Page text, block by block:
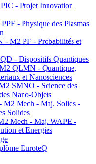
- Projet Innovation
- Physique des Plasmas
- M2 PF - Probabilités et
- Dispositifs Quantiques
QLMN - Quantique,
et Nanosciences
SMNO - Science des
Nano-Objets
M2 Mech - Maj. Solids -
Solides
Mech - Maj. WAPE -
et Energies
EuroteQ